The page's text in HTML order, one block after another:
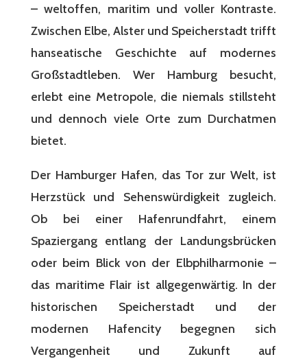
– weltoffen, maritim und voller Kontraste.
Zwischen Elbe, Alster und Speicherstadt trifft
hanseatische Geschichte auf modernes
Großstadtleben. Wer Hamburg besucht,
erlebt eine Metropole, die niemals stillsteht
und dennoch viele Orte zum Durchatmen
bietet.
Der Hamburger Hafen, das Tor zur Welt, ist
Herzstück und Sehenswürdigkeit zugleich.
Ob bei einer Hafenrundfahrt, einem
Spaziergang entlang der Landungsbrücken
oder beim Blick von der Elbphilharmonie –
das maritime Flair ist allgegenwärtig. In der
historischen Speicherstadt und der
modernen Hafencity begegnen sich
Vergangenheit und Zukunft auf